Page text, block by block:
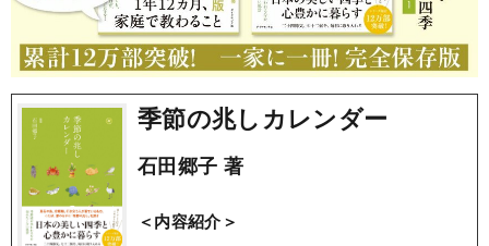
季節の兆しカレンダー
石田郷子 著
＜内容紹介＞